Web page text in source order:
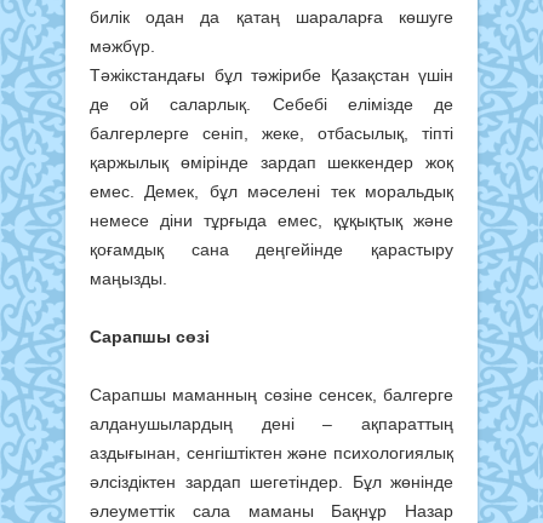
билік одан да қатаң шараларға көшуге
мәжбүр.
Тәжікстандағы бұл тәжірибе Қазақстан үшін
де ой саларлық. Себебі елімізде де
балгерлерге сеніп, жеке, отбасылық, тіпті
қаржылық өмірінде зардап шеккендер жоқ
емес. Демек, бұл мәселені тек моральдық
немесе діни тұрғыда емес, құқықтық және
қоғамдық сана деңгейінде қарастыру
маңызды.
Сарапшы сөзі
Сарапшы маманның сөзіне сенсек, балгерге
алданушылардың дені – ақпараттың
аздығынан, сенгіштіктен және психологиялық
әлсіздіктен зардап шегетіндер. Бұл жөнінде
әлеуметтік сала маманы Бақнұр Назар